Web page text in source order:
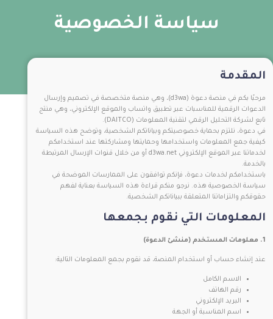
سياسة الخصوصية
المقدمة
مرحبًا بكم في منصة دعوة (d3wa)، وهي منصة متخصصة في تصميم وإرسال
الدعوات الرقمية للمناسبات عبر تطبيق واتساب والموقع الإلكتروني، وهي منتج
تابع لشركة التحليل الرقمي لتقنية المعلومات (DAITCO).
في دعوة، نلتزم بحماية خصوصيتكم وبياناتكم الشخصية، وتوضح هذه السياسة
كيفية جمع المعلومات واستخدامها وحمايتها ومشاركتها عند استخدامكم
لخدماتنا عبر الموقع الإلكتروني d3wa.net أو من خلال قنوات الإرسال المرتبطة
بالخدمة.
باستخدامكم لخدمات دعوة، فإنكم توافقون على الممارسات الموضحة في
سياسة الخصوصية هذه. نرجو منكم قراءة هذه السياسة بعناية لفهم
حقوقكم والتزاماتنا المتعلقة ببياناتكم الشخصية.
المعلومات التي نقوم بجمعها
1. معلومات المستخدم (منشئ الدعوة)
عند إنشاء حساب أو استخدام المنصة، قد نقوم بجمع المعلومات التالية:
الاسم الكامل
رقم الهاتف
البريد الإلكتروني
اسم المناسبة أو الجهة